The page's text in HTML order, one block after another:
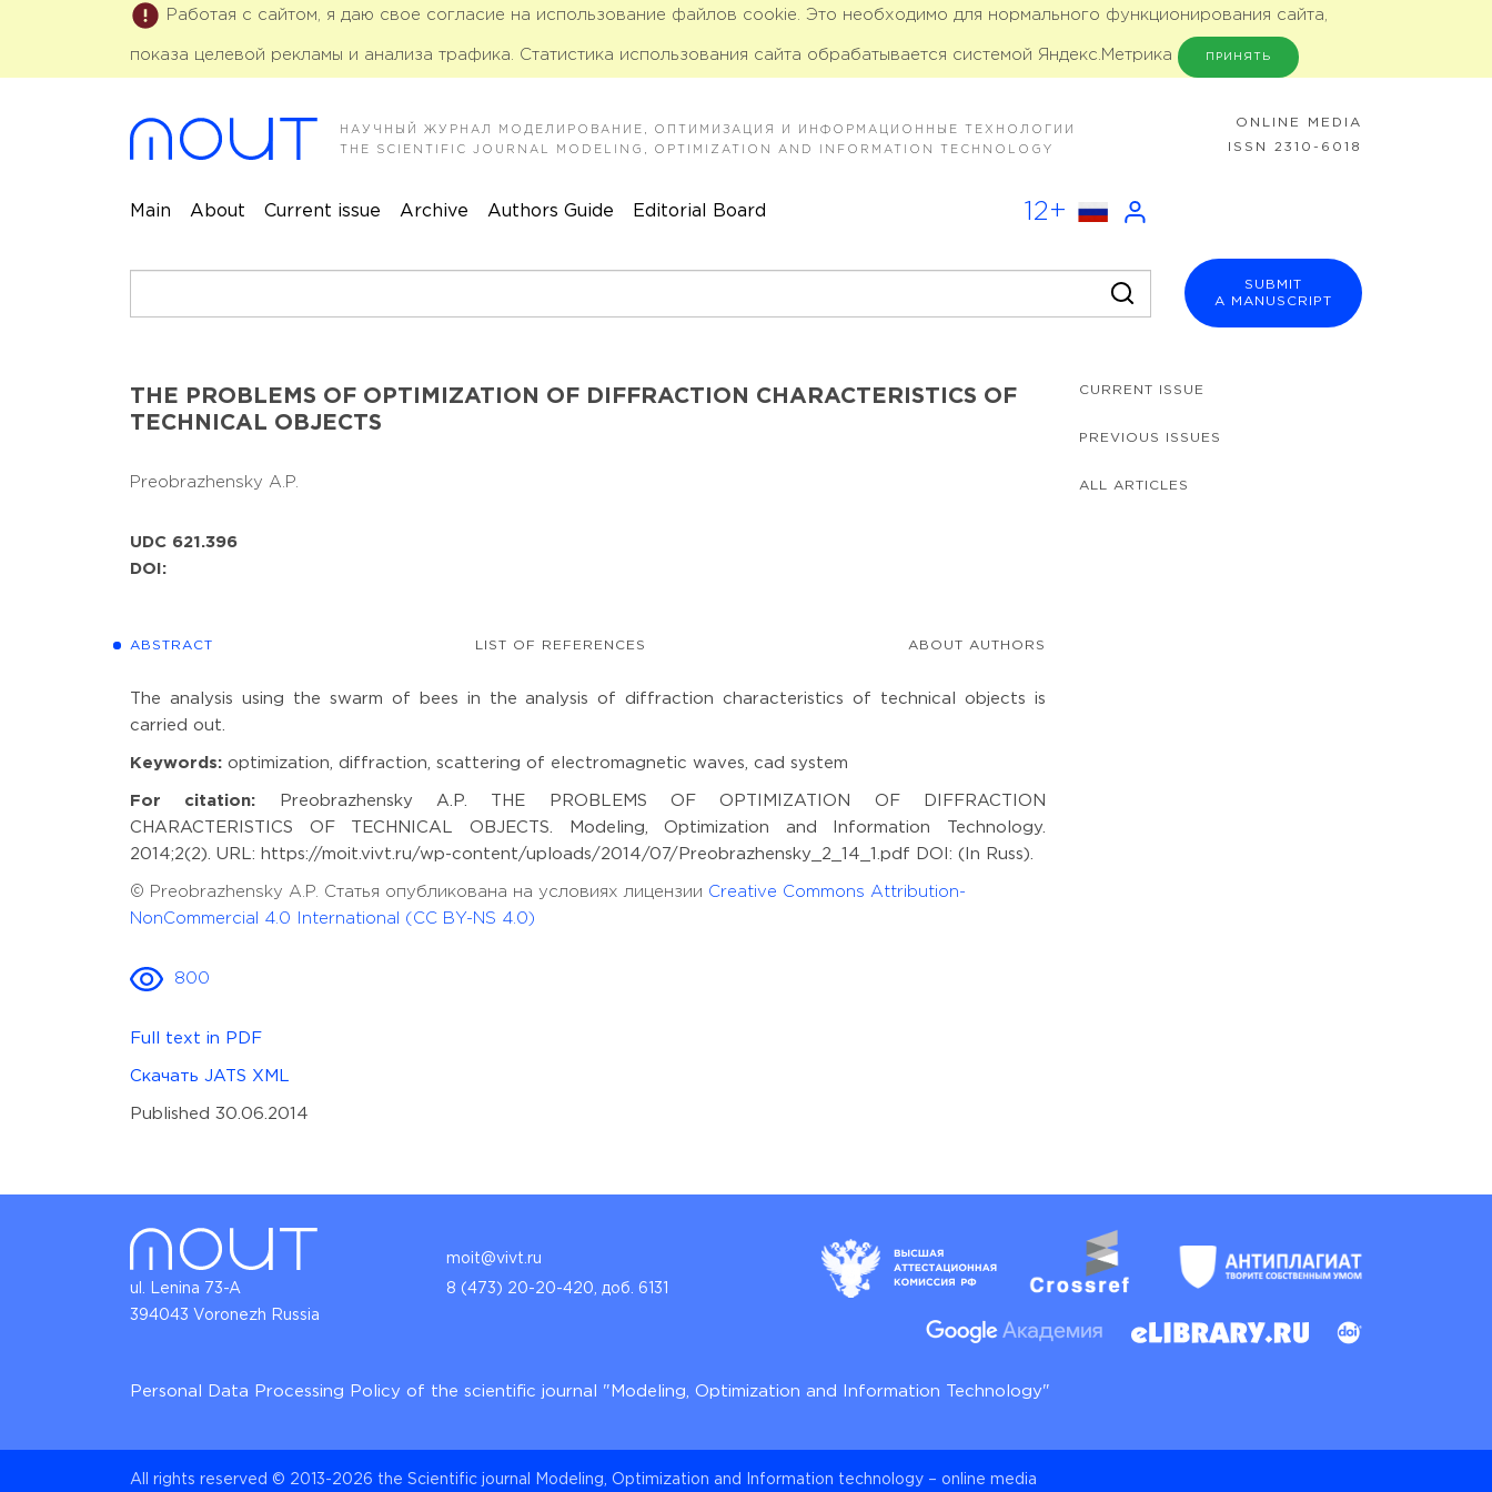
Работая с сайтом, я даю свое согласие на использование файлов cookie. Это необходимо для нормального функционирования сайта,
показа целевой рекламы и анализа трафика. Статистика использования сайта обрабатывается системой Яндекс.Метрика ПРИНЯТЬ
НАУЧНЫЙ ЖУРНАЛ МОДЕЛИРОВАНИЕ, ОПТИМИЗАЦИЯ И ИНФОРМАЦИОННЫЕ ТЕХНОЛОГИИ
THE SCIENTIFIC JOURNAL MODELING, OPTIMIZATION AND INFORMATION TECHNOLOGY
ONLINE MEDIA
ISSN 2310-6018
Main About Current issue Archive Authors Guide Editorial Board 12+
SUBMIT
A MANUSCRIPT
THE PROBLEMS OF OPTIMIZATION OF DIFFRACTION CHARACTERISTICS OF
TECHNICAL OBJECTS
Preobrazhensky A.P.
UDC 621.396
DOI:
ABSTRACT LIST OF REFERENCES ABOUT AUTHORS
The analysis using the swarm of bees in the analysis of diffraction characteristics of technical objects is
carried out.
Keywords: optimization, diffraction, scattering of electromagnetic waves, cad system
For citation: Preobrazhensky A.P. THE PROBLEMS OF OPTIMIZATION OF DIFFRACTION
CHARACTERISTICS OF TECHNICAL OBJECTS. Modeling, Optimization and Information Technology.
2014;2(2). URL: https://moit.vivt.ru/wp-content/uploads/2014/07/Preobrazhensky_2_14_1.pdf DOI: (In Russ).
© Preobrazhensky A.P. Статья опубликована на условиях лицензии Creative Commons Attribution-
NonCommercial 4.0 International (CC BY-NS 4.0)
800
Full text in PDF
Скачать JATS XML
Published 30.06.2014
CURRENT ISSUE
PREVIOUS ISSUES
ALL ARTICLES
ul. Lenina 73-A
394043 Voronezh Russia
moit@vivt.ru
8 (473) 20-20-420, доб. 6131
Personal Data Processing Policy of the scientific journal "Modeling, Optimization and Information Technology"
All rights reserved © 2013-2026 the Scientific journal Modeling, Optimization and Information technology – online media